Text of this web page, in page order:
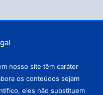
nosso site têm caráter
os conteúdos sejam
eles não substituem